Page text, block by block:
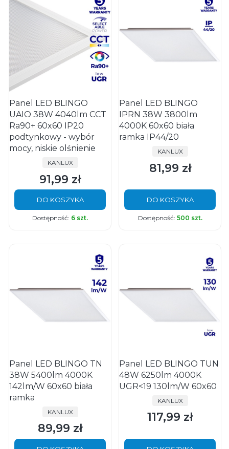
Panel LED BLINGO
UAIO 38W 4040lm CCT
Ra90+ 60x60 IP20
podtynkowy - wybór
mocy, niskie olśnienie
PRODUCENT
KANLUX
Cena
91,99 zł
DO KOSZYKA
Dostępność: 6 szt.
Panel LED BLINGO
IPRN 38W 3800lm
4000K 60x60 biała
ramka IP44/20
PRODUCENT
KANLUX
Cena
81,99 zł
DO KOSZYKA
Dostępność: 500 szt.
Panel LED BLINGO TN
38W 5400lm 4000K
142lm/W 60x60 biała
ramka
PRODUCENT
KANLUX
Cena
89,99 zł
Panel LED BLINGO TUN
48W 6250lm 4000K
UGR<19 130lm/W 60x60
PRODUCENT
KANLUX
Cena
117,99 zł